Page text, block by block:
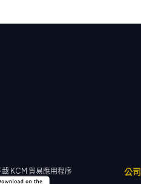
KCM 貿易應用程序 公司